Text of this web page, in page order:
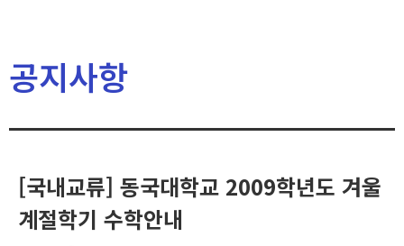
공지사항
[국내교류] 동국대학교 2009학년도 겨울
계절학기 수학안내